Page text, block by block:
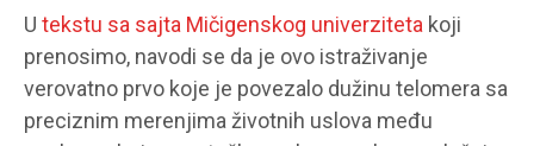
U tekstu sa sajta Mičigenskog univerziteta koji
prenosimo, navodi se da je ovo istraživanje
verovatno prvo koje je povezalo dužinu telomera sa
preciznim merenjima životnih uslova među